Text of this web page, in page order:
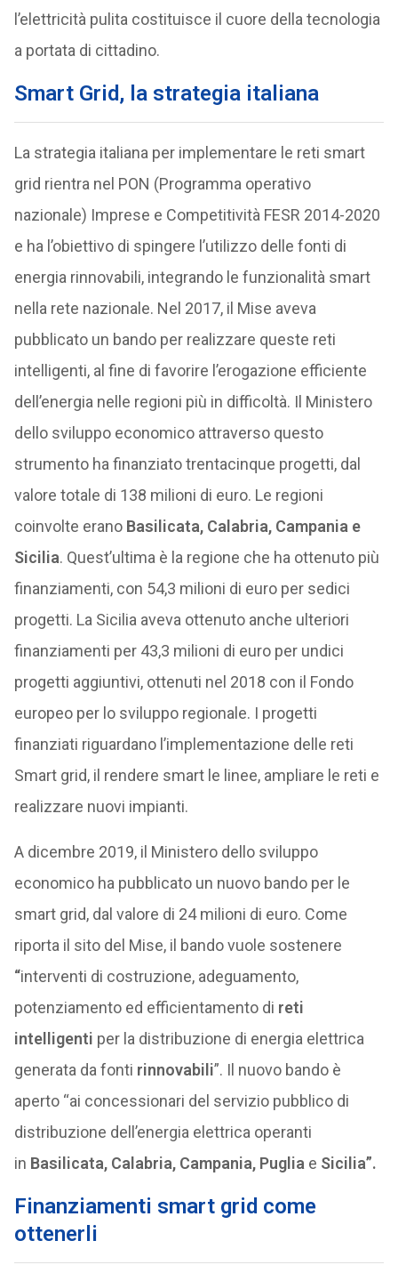
l’elettricità pulita costituisce il cuore della tecnologia
a portata di cittadino.
Smart Grid, la strategia italiana
La strategia italiana per implementare le reti smart
grid rientra nel PON (Programma operativo
nazionale) Imprese e Competitività FESR 2014-2020
e ha l’obiettivo di spingere l’utilizzo delle fonti di
energia rinnovabili, integrando le funzionalità smart
nella rete nazionale. Nel 2017, il Mise aveva
pubblicato un bando per realizzare queste reti
intelligenti, al fine di favorire l’erogazione efficiente
dell’energia nelle regioni più in difficoltà. Il Ministero
dello sviluppo economico attraverso questo
strumento ha finanziato trentacinque progetti, dal
valore totale di 138 milioni di euro. Le regioni
coinvolte erano Basilicata, Calabria, Campania e
Sicilia. Quest’ultima è la regione che ha ottenuto più
finanziamenti, con 54,3 milioni di euro per sedici
progetti. La Sicilia aveva ottenuto anche ulteriori
finanziamenti per 43,3 milioni di euro per undici
progetti aggiuntivi, ottenuti nel 2018 con il Fondo
europeo per lo sviluppo regionale. I progetti
finanziati riguardano l’implementazione delle reti
Smart grid, il rendere smart le linee, ampliare le reti e
realizzare nuovi impianti.
A dicembre 2019, il Ministero dello sviluppo
economico ha pubblicato un nuovo bando per le
smart grid, dal valore di 24 milioni di euro. Come
riporta il sito del Mise, il bando vuole sostenere
“interventi di costruzione, adeguamento,
potenziamento ed efficientamento di reti
intelligenti per la distribuzione di energia elettrica
generata da fonti rinnovabili”. Il nuovo bando è
aperto “ai concessionari del servizio pubblico di
distribuzione dell’energia elettrica operanti
in Basilicata, Calabria, Campania, Puglia e Sicilia”.
Finanziamenti smart grid come
ottenerli